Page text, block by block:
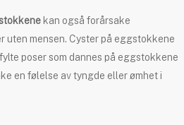
kan også forårsake
uten mensen. Cyster på eggstokkene
poser som dannes på eggstokkene
en følelse av tyngde eller ømhet i